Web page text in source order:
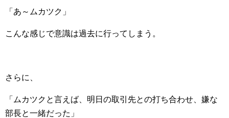
「あ～ムカツク」
こんな感じで意識は過去に行ってしまう。
さらに、
「ムカツクと言えば、明日の取引先との打ち合わせ、嫌な
部長と一緒だった」